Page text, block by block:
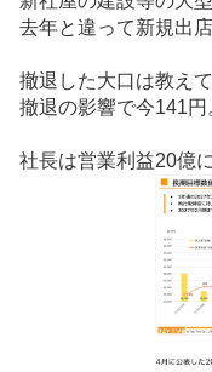
去年と違って新規出
撤退した大口は教え
撤退の影響で今141円
社長は営業利益20億